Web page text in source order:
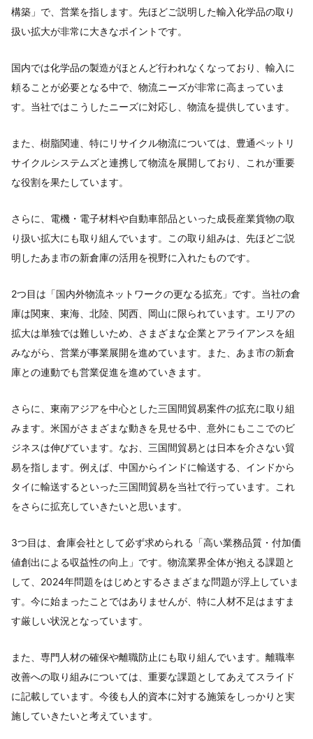
構築」で、営業を指します。先ほどご説明した輸入化学品の取り
扱い拡大が非常に大きなポイントです。
国内では化学品の製造がほとんど行われなくなっており、輸入に
頼ることが必要となる中で、物流ニーズが非常に高まっていま
す。当社ではこうしたニーズに対応し、物流を提供しています。
また、樹脂関連、特にリサイクル物流については、豊通ペットリ
サイクルシステムズと連携して物流を展開しており、これが重要
な役割を果たしています。
さらに、電機・電子材料や自動車部品といった成長産業貨物の取
り扱い拡大にも取り組んでいます。この取り組みは、先ほどご説
明したあま市の新倉庫の活用を視野に入れたものです。
2つ目は「国内外物流ネットワークの更なる拡充」です。当社の倉
庫は関東、東海、北陸、関西、岡山に限られています。エリアの
拡大は単独では難しいため、さまざまな企業とアライアンスを組
みながら、営業が事業展開を進めています。また、あま市の新倉
庫との連動でも営業促進を進めていきます。
さらに、東南アジアを中心とした三国間貿易案件の拡充に取り組
みます。米国がさまざまな動きを見せる中、意外にもここでのビ
ジネスは伸びています。なお、三国間貿易とは日本を介さない貿
易を指します。例えば、中国からインドに輸送する、インドから
タイに輸送するといった三国間貿易を当社で行っています。これ
をさらに拡充していきたいと思います。
3つ目は、倉庫会社として必ず求められる「高い業務品質・付加価
値創出による収益性の向上」です。物流業界全体が抱える課題と
して、2024年問題をはじめとするさまざまな問題が浮上していま
す。今に始まったことではありませんが、特に人材不足はますま
す厳しい状況となっています。
また、専門人材の確保や離職防止にも取り組んでいます。離職率
改善への取り組みについては、重要な課題としてあえてスライド
に記載しています。今後も人的資本に対する施策をしっかりと実
施していきたいと考えています。